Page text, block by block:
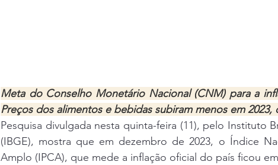
Meta do Conselho Monetário Nacional (CNM) para a
Preços dos alimentos e bebidas subiram menos em
Pesquisa divulgada nesta quinta-feira (11), pelo Instituto
(IBGE), mostra que em dezembro de 2023, o Índice
Amplo (IPCA), que mede a inflação oficial do país ficou